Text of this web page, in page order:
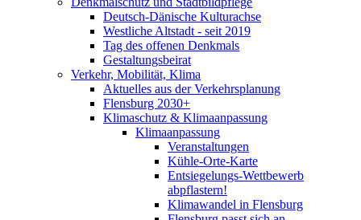
Deutsch-Dänische Kulturachse
Westliche Altstadt - seit 2019
Tag des offenen Denkmals
Gestaltungsbeirat
Verkehr, Mobilität, Klima
Aktuelles aus der Verkehrsplanung
Flensburg 2030+
Klimaschutz & Klimaanpassung
Klimaanpassung
Veranstaltungen
Kühle-Orte-Karte
Entsiegelungs-Wettbewerb
abpflastern!
Klimawandel in Flensburg